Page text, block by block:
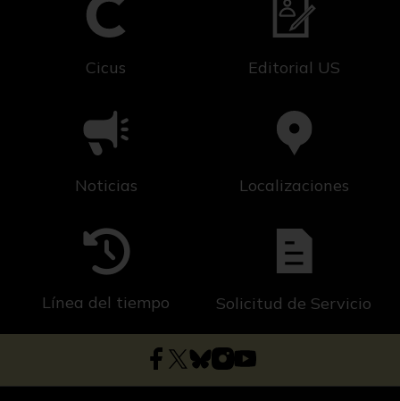
Cicus Editorial US
Noticias Localizaciones
Línea del tiempo Solicitud de Servicio